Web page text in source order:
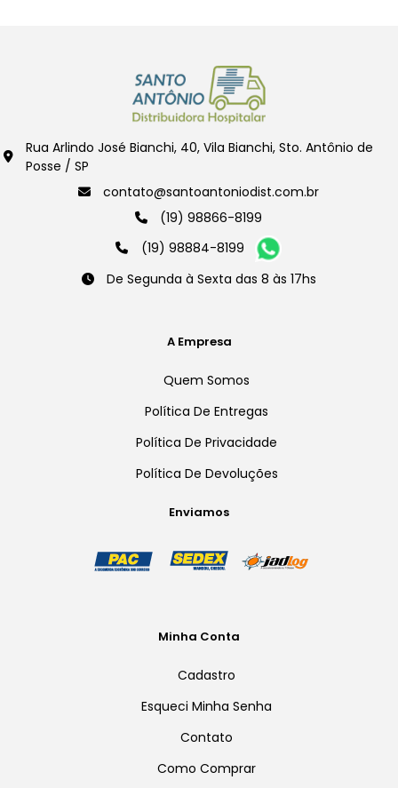
Rua Arlindo José Bianchi, 40, Vila Bianchi, Sto. Antônio de
Posse / SP
contato@santoantoniodist.com.br
(19) 98866-8199
(19) 98884-8199
De Segunda à Sexta das 8 às 17hs
A Empresa
Quem Somos
Política De Entregas
Política De Privacidade
Política De Devoluções
Enviamos
Minha Conta
Cadastro
Esqueci Minha Senha
Contato
Como Comprar